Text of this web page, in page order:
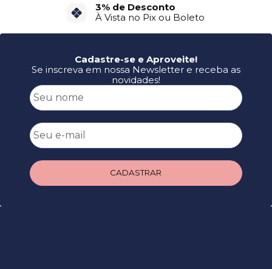
3% de Desconto
À Vista no Pix ou Boleto
Cadastre-se e Aproveite!
Se inscreva em nossa Newsletter e receba as
novidades!
CADASTRAR